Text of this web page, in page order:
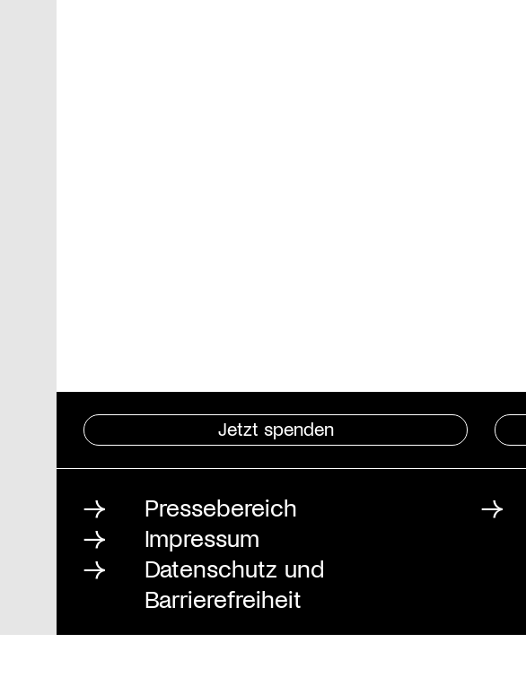
Jetzt spenden
Pressebereich
Impressum
Datenschutz und
Barrierefreiheit